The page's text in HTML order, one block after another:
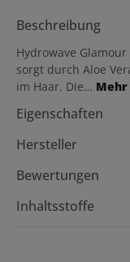
Beschreibung
Hydrowave
sorgt durch Aloe
im Haar. Die… Mehr
Eigenschaften
Hersteller
Bewertungen
Inhaltsstoffe